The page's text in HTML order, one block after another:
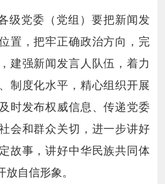
级党委（党组）要把新闻发
置，把牢正确政治方向，完
建强新闻发言人队伍，着力
制度化水平，精心组织开展
时发布权威信息、传递党委
会和群众关切，进一步讲好
故事，讲好中华民族共同体
自信形象。